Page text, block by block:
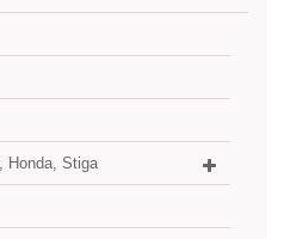
Honda, Stiga